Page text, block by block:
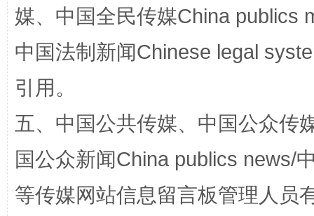
漫山遍野的桃花与雪山、麦地、白藏房
媒、中国全民传媒China publics
中国法制新闻Chinese legal
引用。
五、中国公共传媒、中国公众传
国公众新闻China publics news/
等传媒网站信息留言板管理人员